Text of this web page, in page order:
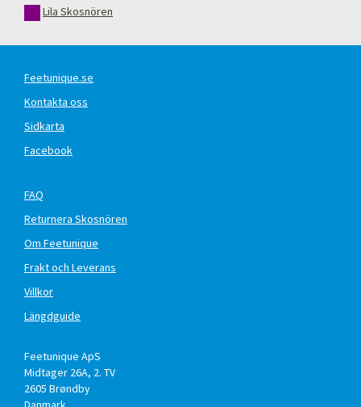
Lila Skosnören
Feetunique.se
Kontakta oss
Sidkarta
Facebook
FAQ
Returnera Skosnören
Om Feetunique
Frakt och Leverans
Villkor
Längdguide
Feetunique ApS
Midtager 26A, 2. TV
2605 Brøndby